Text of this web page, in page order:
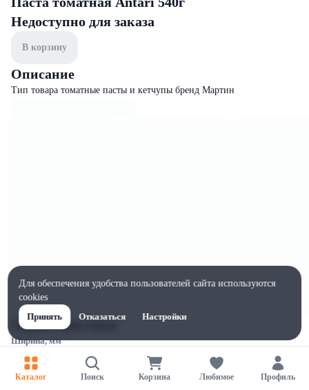
Недоступно для заказа
В корзину
Описание
Тип товара томатные пасты и кетчупы бренд Мартин
Характеристики
Ширина, мм
Высота, мм
Каталог Поиск Корзина Любимое Профиль
Для обеспечения удобства пользователей сайта используются
cookies
Принять
Отказаться Настройки